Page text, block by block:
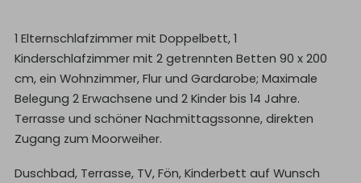
1 Elternschlafzimmer mit Doppelbett, 1
Kinderschlafzimmer mit 2 getrennten Betten 90 x 200
cm, ein Wohnzimmer, Flur und Gardarobe; Maximale
Belegung 2 Erwachsene und 2 Kinder bis 14 Jahre.
Terrasse und schöner Nachmittagssonne, direkten
Zugang zum Moorweiher.
Duschbad, Terrasse, TV, Fön, Kinderbett auf Wunsch